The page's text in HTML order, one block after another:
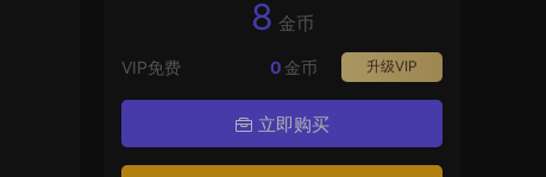
8 金币
VIP免费 升级VIP
0 金币
立即购买